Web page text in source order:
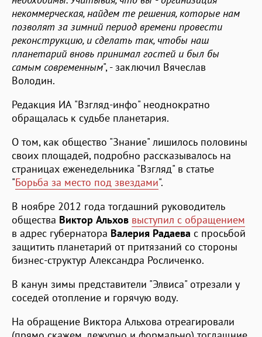
некоммерческая, найдем те решения, которые нам
позволят за зимний период времени провести
реконструкцию, и сделать так, чтобы наш
планетарий вновь принимал гостей и был бы
самым современным", - заключил Вячеслав
Володин.
Редакция ИА "Взгляд-инфо" неоднократно
обращалась к судьбе планетария.
О том, как общество "Знание" лишилось половины
своих площадей, подробно рассказывалось на
страницах еженедельника "Взгляд" в статье
"Борьба за место под звездами".
В ноябре 2012 года тогдашний руководитель
общества Виктор Альхов выступил с обращением
в адрес губернатора Валерия Радаева с просьбой
защитить планетарий от притязаний со стороны
бизнес-структур Александра Росличенко.
В канун зимы представители "Элвиса" отрезали у
соседей отопление и горячую воду.
На обращение Виктора Альхова отреагировали